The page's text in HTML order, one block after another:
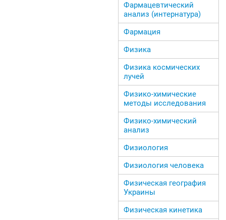
Фармацевтический
анализ (интернатура)
Фармация
Физика
Физика космических
лучей
Физико-химические
методы исследования
Физико-химический
анализ
Физиология
Физиология человека
Физическая география
Украины
Физическая кинетика